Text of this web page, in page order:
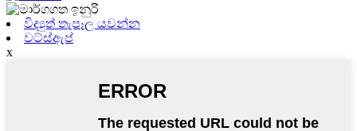
විද්‍යුත් තැපෑල යවන්න
වට්ස්ඇප්
x